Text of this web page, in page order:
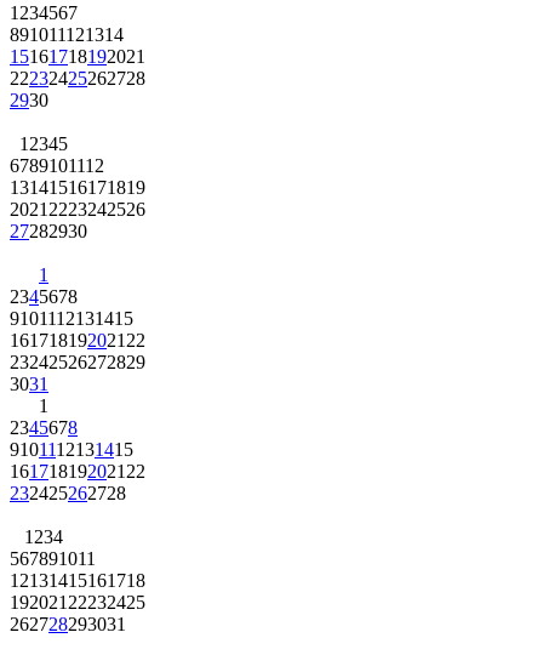
1 234567
891011121314
15161718192021
22232425262728
2930
1 2345
6789101112
13141516171819
2021 2223242526
27282930
1
2345678
9101112131415
161718192021 22
23242526272829
3031
1
2345678
9101112131415
161718192021 22
232425262728
1 234
567891011
12131415161718
192021 22232425
262728293031